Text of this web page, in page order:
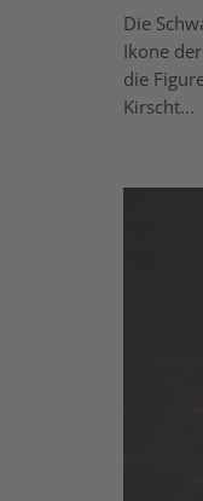
Die
Ikone
die
Kirscht...